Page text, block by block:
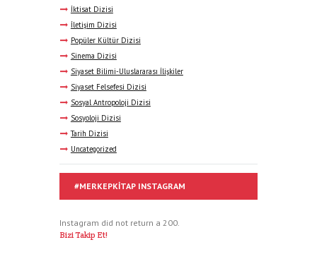
İktisat Dizisi
İletişim Dizisi
Popüler Kültür Dizisi
Sinema Dizisi
Siyaset Bilimi-Uluslararası İlişkiler
Siyaset Felsefesi Dizisi
Sosyal Antropoloji Dizisi
Sosyoloji Dizisi
Tarih Dizisi
Uncategorized
#MERKEPKITAP INSTAGRAM
Instagram did not return a 200.
Bizi Takip Et!